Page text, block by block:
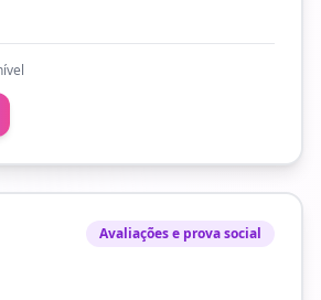
Avaliações e prova social